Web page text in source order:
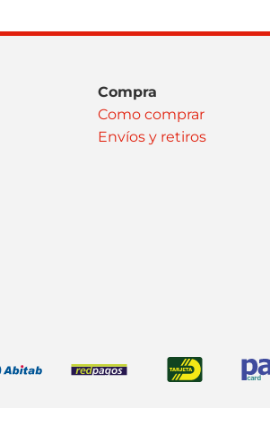
Compra
Como comprar
Envíos y retiros